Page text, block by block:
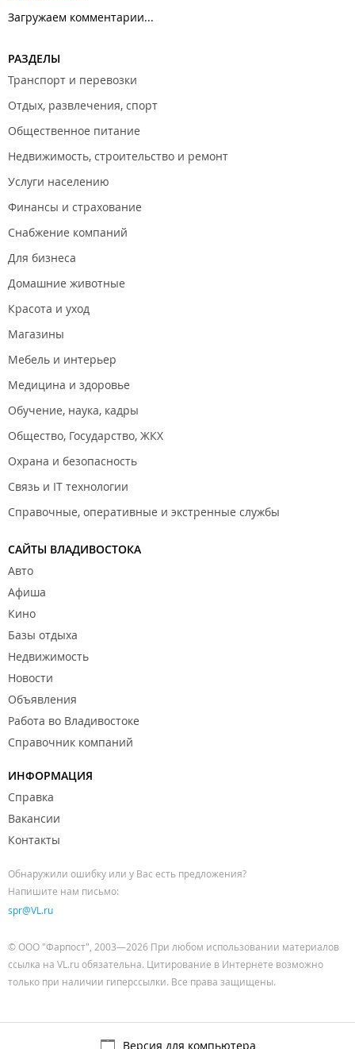
Загружаем комментарии...
РАЗДЕЛЫ
Транспорт и перевозки
Отдых, развлечения, спорт
Общественное питание
Недвижимость, строительство и ремонт
Услуги населению
Финансы и страхование
Снабжение компаний
Для бизнеса
Домашние животные
Красота и уход
Магазины
Мебель и интерьер
Медицина и здоровье
Обучение, наука, кадры
Общество, Государство, ЖКХ
Охрана и безопасность
Связь и IT технологии
Справочные, оперативные и экстренные службы
САЙТЫ ВЛАДИВОСТОКА
Авто
Афиша
Кино
Базы отдыха
Недвижимость
Новости
Объявления
Работа во Владивостоке
Справочник компаний
ИНФОРМАЦИЯ
Справка
Вакансии
Контакты
Обнаружили ошибку или у Вас есть предложения?
Напишите нам письмо:
spr@VL.ru
© ООО "Фарпост", 2003—2026 При любом использовании материалов
ссылка на VL.ru обязательна. Цитирование в Интернете возможно
только при наличии гиперссылки. Все права защищены.
Версия для компьютера